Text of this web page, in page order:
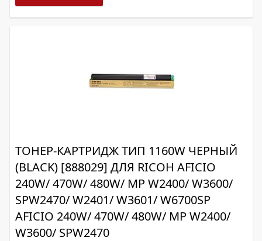
ТОНЕР-КАРТРИДЖ ТИП 1160W ЧЕРНЫЙ
(BLACK) [888029] ДЛЯ RICOH AFICIO
240W/ 470W/ 480W/ MP W2400/ W3600/
SPW2470/ W2401/ W3601/ W6700SP
AFICIO 240W/ 470W/ 480W/ MP W2400/
W3600/ SPW2470